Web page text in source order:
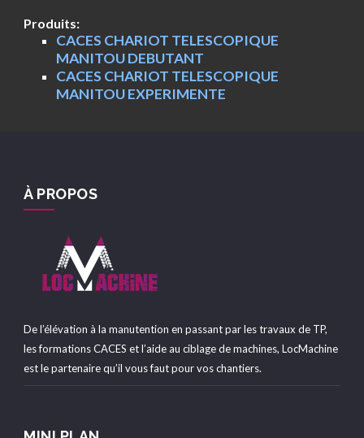
Produits:
CACES CHARIOT TELESCOPIQUE
MANITOU DEBUTANT
CACES CHARIOT TELESCOPIQUE
MANITOU EXPERIMENTE
À PROPOS
De l’élévation à la manutention en passant par les travaux de TP,
les formations CACES et l’aide au ciblage de machines, LocMachine
est le partenaire qu’il vous faut pour vos chantiers.